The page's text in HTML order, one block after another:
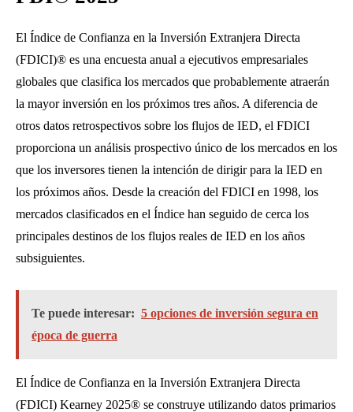
El Índice de Confianza en la Inversión Extranjera Directa
(FDICI)® es una encuesta anual a ejecutivos empresariales
globales que clasifica los mercados que probablemente atraerán
la mayor inversión en los próximos tres años. A diferencia de
otros datos retrospectivos sobre los flujos de IED, el FDICI
proporciona un análisis prospectivo único de los mercados en los
que los inversores tienen la intención de dirigir para la IED en
los próximos años. Desde la creación del FDICI en 1998, los
mercados clasificados en el Índice han seguido de cerca los
principales destinos de los flujos reales de IED en los años
subsiguientes.
Te puede interesar: 5 opciones de inversión segura en
época de guerra
El Índice de Confianza en la Inversión Extranjera Directa
(FDICI) Kearney 2025® se construye utilizando datos primarios